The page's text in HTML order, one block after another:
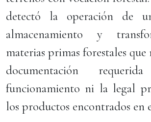
detectó la operación de
almacenamiento y
materias primas forestales
documentación
funcionamiento ni la legal
los productos encontrados en